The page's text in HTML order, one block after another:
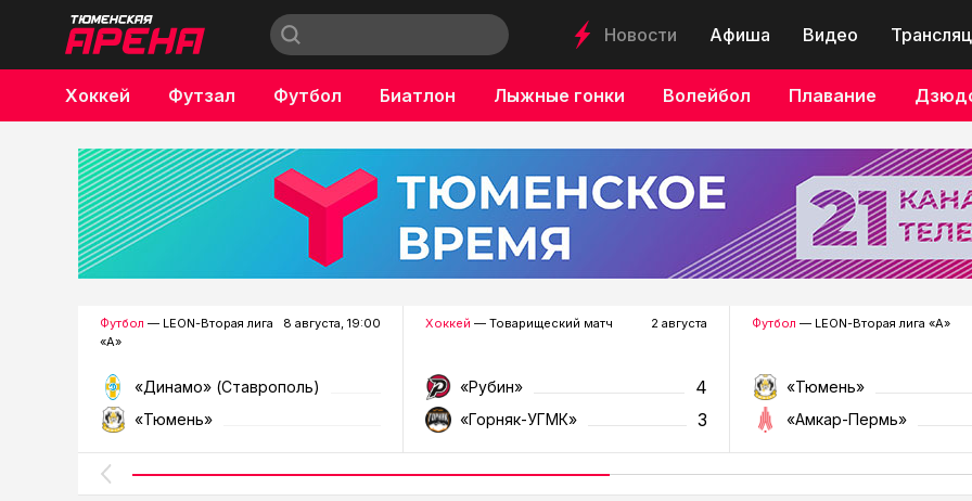
Новости Афиша Видео
Хоккей Футзал Футбол Биатлон Лыжные гонки Волейбол Плавание
Бокс
Футбол — LEON-Вторая лига
«А»
8 августа, 19:00
«Динамо» (Ставрополь)
«Тюмень»
Хоккей — Товарищеский матч 2 августа
«Рубин» 4
«Горняк-УГМК» 3
Футбол — LEON-Вторая лига «А»
«Тюмень»
«Амкар-Пермь»